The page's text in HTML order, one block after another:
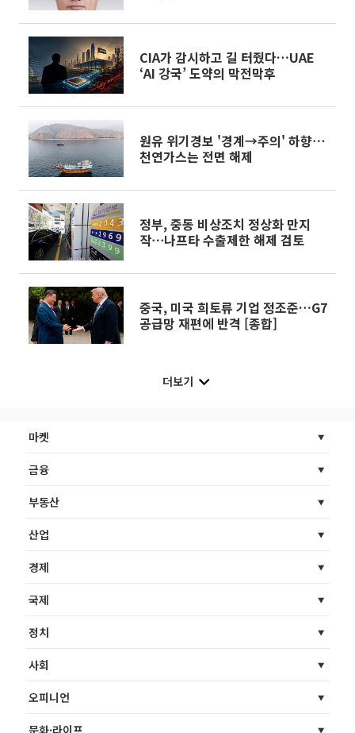
CIA가 감시하고 길 터줬다…UAE
‘AI 강국’ 도약의 막전막후
원유 위기경보 '경계→주의' 하향⋯
천연가스는 전면 해제
정부, 중동 비상조치 정상화 만지
작⋯나프타 수출제한 해제 검토
중국, 미국 희토류 기업 정조준…G7
공급망 재편에 반격 [종합]
더보기
마켓
금융
부동산
산업
경제
국제
정치
사회
오피니언
문화·라이프